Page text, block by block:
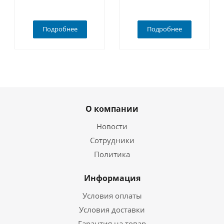
Подробнее Подробнее
О компании
Новости
Сотрудники
Политика
Информация
Условия оплаты
Условия доставки